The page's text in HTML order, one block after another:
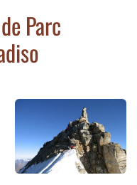
Parc